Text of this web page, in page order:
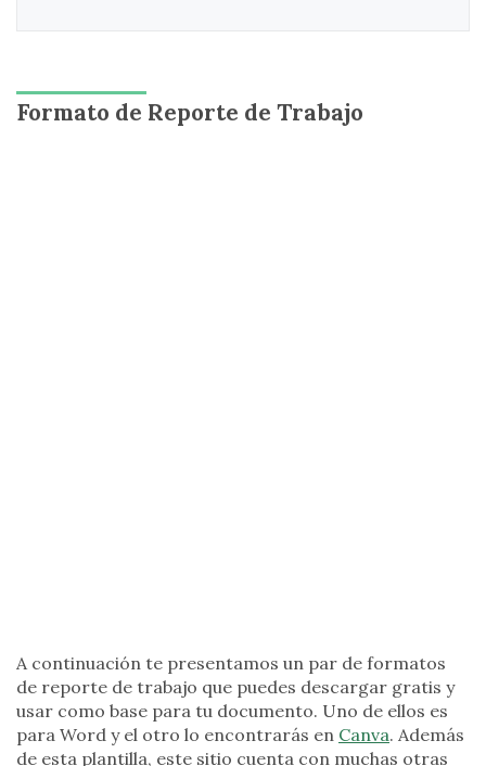
Formato de Reporte de Trabajo
A continuación te presentamos un par de formatos
de reporte de trabajo que puedes descargar gratis y
usar como base para tu documento. Uno de ellos es
para Word y el otro lo encontrarás en Canva. Además
de esta plantilla, este sitio cuenta con muchas otras